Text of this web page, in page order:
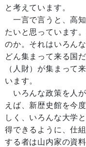
と考えています。
一言で言うと、高
たいと思っています
のか。それはいろん
どん集まって来る国
（人財）が集まって
います。
いろんな政策を人
えば、新歴史館を今
しく、いろんな大学
得できるように、仕
する者は山内家の資